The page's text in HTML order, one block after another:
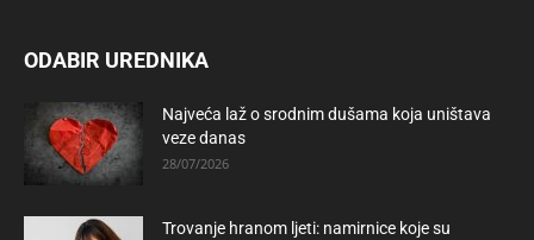
ODABIR UREDNIKA
Najveća laž o srodnim dušama koja uništava
veze danas
28/07/2026
Trovanje hranom ljeti: namirnice koje su